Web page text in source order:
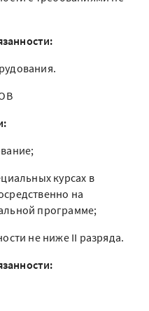
курсах в
на
программе;
не ниже II разряда.